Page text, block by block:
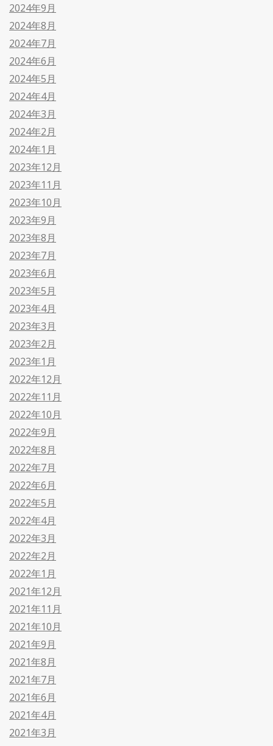
2024年9月
2024年8月
2024年7月
2024年6月
2024年5月
2024年4月
2024年3月
2024年2月
2024年1月
2023年12月
2023年11月
2023年10月
2023年9月
2023年8月
2023年7月
2023年6月
2023年5月
2023年4月
2023年3月
2023年2月
2023年1月
2022年12月
2022年11月
2022年10月
2022年9月
2022年8月
2022年7月
2022年6月
2022年5月
2022年4月
2022年3月
2022年2月
2022年1月
2021年12月
2021年11月
2021年10月
2021年9月
2021年8月
2021年7月
2021年6月
2021年4月
2021年3月